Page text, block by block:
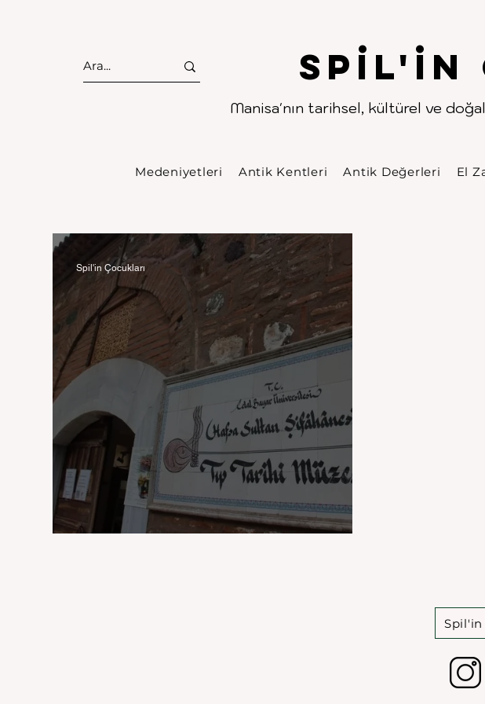
Spıl'in
Manisa'nın tarihsel, kültürel ve
. .
Medeniyetleri Antik Kentleri Antik Değerleri El
Manisa Darüşşifası
Spil'in Çocukları
Spil'in